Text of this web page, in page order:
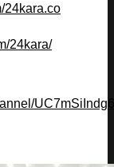
24kara.co
24kara/